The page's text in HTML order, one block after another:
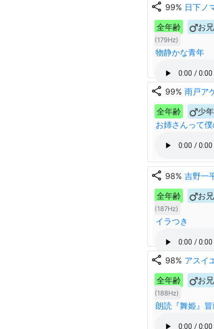
share 99% 日下ノ
全年齢
お
(179Hz)
物静かな青年
share 99% 雨戸ア
全年齢
少年
お姉さんって
share 98% 吉野一
全年齢
お
(187Hz)
イラつき
share 98% アスイ
全年齢
お
(188Hz)
朗読『舞姫』